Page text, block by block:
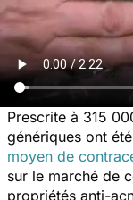
Prescrite à 315
génériques ont
moyen de
sur le marché de
propriétés anti-